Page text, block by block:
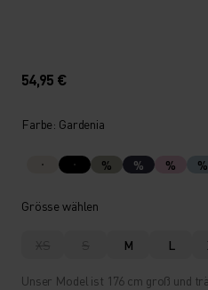
54,95 €
Farbe: Gardenia
% % % %
Grösse wählen
XS S M L
Unser Model ist 176 cm groß und